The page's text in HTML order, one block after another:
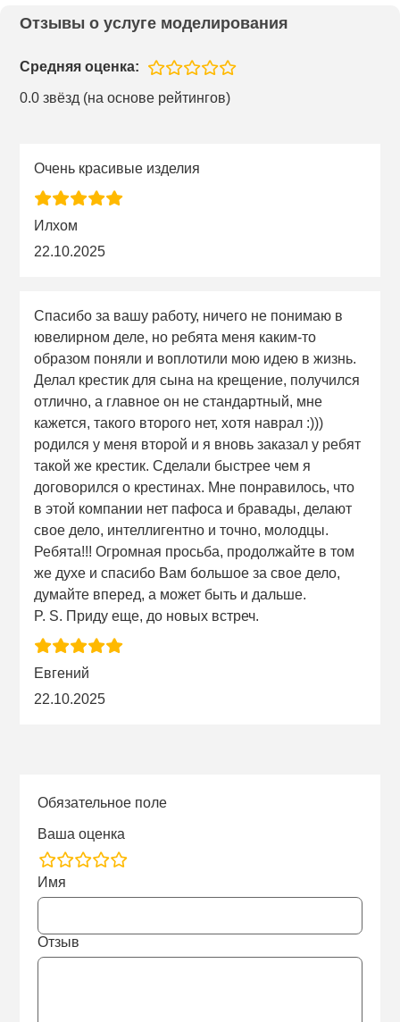
Отзывы о услуге моделирования
Средняя оценка:
0.0 звёзд (на основе рейтингов)
Очень красивые изделия
Илхом
22.10.2025
Спасибо за вашу работу, ничего не понимаю в
ювелирном деле, но ребята меня каким-то
образом поняли и воплотили мою идею в жизнь.
Делал крестик для сына на крещение, получился
отлично, а главное он не стандартный, мне
кажется, такого второго нет, хотя наврал :)))
родился у меня второй и я вновь заказал у ребят
такой же крестик. Сделали быстрее чем я
договорился о крестинах. Мне понравилось, что
в этой компании нет пафоса и бравады, делают
свое дело, интеллигентно и точно, молодцы.
Ребята!!! Огромная просьба, продолжайте в том
же духе и спасибо Вам большое за свое дело,
думайте вперед, а может быть и дальше.
P. S. Приду еще, до новых встреч.
Евгений
22.10.2025
Обязательное поле
Ваша оценка
rating
fields
Имя
Отзыв